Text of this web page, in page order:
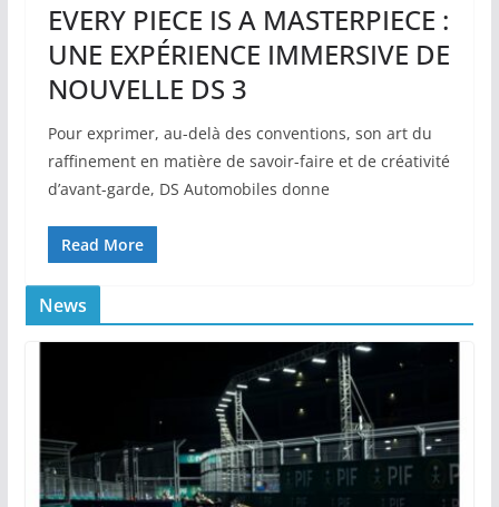
EVERY PIECE IS A MASTERPIECE :
UNE EXPÉRIENCE IMMERSIVE DE
NOUVELLE DS 3
Pour exprimer, au-delà des conventions, son art du
raffinement en matière de savoir-faire et de créativité
d’avant-garde, DS Automobiles donne
Read More
News